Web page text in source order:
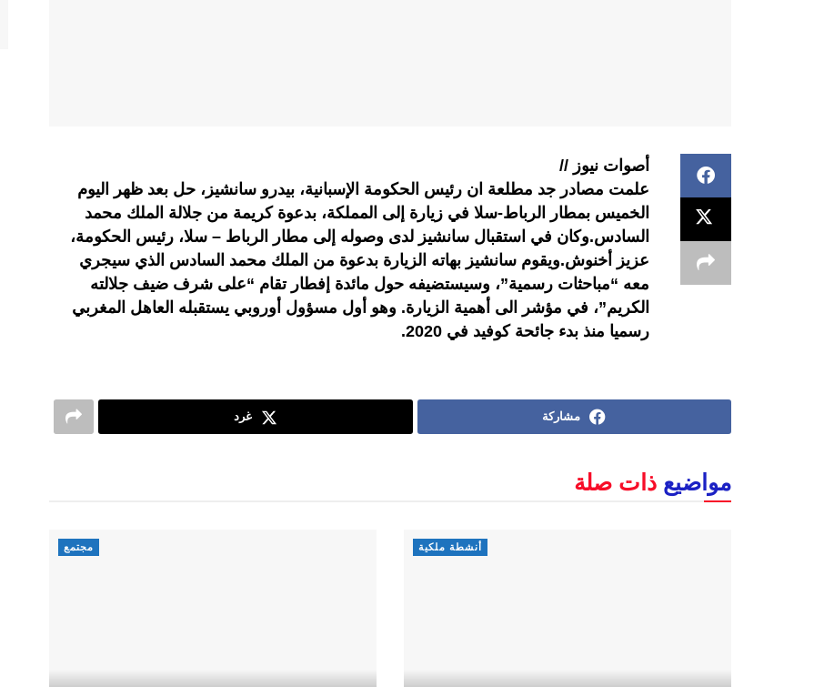
أصوات نيوز //
علمت مصادر جد مطلعة ان رئيس الحكومة الإسبانية، بيدرو سانشيز، حل بعد ظهر اليوم
الخميس بمطار الرباط-سلا في زيارة إلى المملكة، بدعوة كريمة من جلالة الملك محمد
السادس.وكان في استقبال سانشيز لدى وصوله إلى مطار الرباط – سلا، رئيس الحكومة،
عزيز أخنوش.ويقوم سانشيز بهاته الزيارة بدعوة من الملك محمد السادس الذي سيجري
معه “مباحثات رسمية”، وسيستضيفه حول مائدة إفطار تقام “على شرف ضيف جلالته
الكريم”، في مؤشر الى أهمية الزيارة. وهو أول مسؤول أوروبي يستقبله العاهل المغربي
رسميا منذ بدء جائحة كوفيد في 2020.
مشاركة غرد
مواضيع ذات صلة
أنشطة ملكية مجتمع